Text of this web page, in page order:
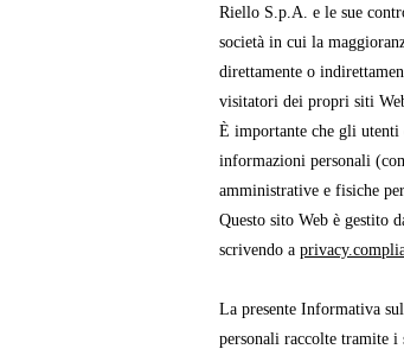
Riello S.p.A. e le sue
società in cui la
direttamente o
visitatori dei propri siti
È importante che gli
informazioni personali
amministrative e fisiche
Questo sito Web è gestito
scrivendo a
La presente Informativa
personali raccolte tramite